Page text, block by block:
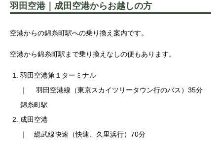
羽田空港｜成田空港からお越しの方
空港からの錦糸町駅への乗り換え案内です。
空港から錦糸町駅まで乗り換えなしの便もあります。
羽田空港第１ターミナル
｜ 羽田空港線（東京スカイツリータウン行のバス）35分
錦糸町駅
成田空港
｜ 総武線快速（快速、久里浜行）70分